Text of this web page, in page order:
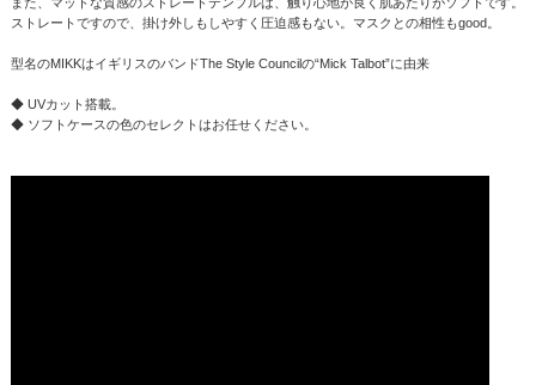
また、マットな質感のストレートテンプルは、触り心地が良く肌あたりがソフトです。
ストレートですので、掛け外しもしやすく圧迫感もない。マスクとの相性もgood。
型名のMIKKはイギリスのバンドThe Style Councilの“Mick Talbot”に由来
◆ UVカット搭載。
◆ ソフトケースの色のセレクトはお任せください。